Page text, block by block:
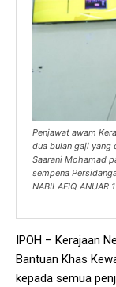
Penjawat awam
dua bulan gaji yang
Saarani Mohamad
sempena
NABILAFIQ ANUAR
IPOH – Kerajaan
Bantuan Khas
kepada semua